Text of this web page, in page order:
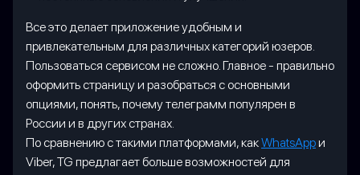
Все это делает приложение удобным и
привлекательным для различных категорий юзеров.
Пользоваться сервисом не сложно. Главное - правильно
оформить страницу и разобраться с основными
опциями, понять, почему телеграмм популярен в
России и в других странах.
По сравнению с такими платформами, какWhatsAppи
Viber, TG предлагает больше возможностей для